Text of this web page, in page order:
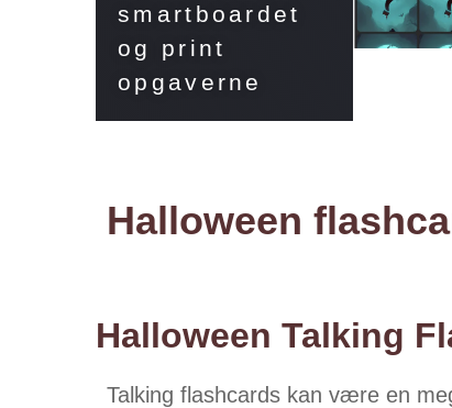
smartboardet
og print
opgaverne
Halloween
Halloween Talking
Talking flashcards kan være en